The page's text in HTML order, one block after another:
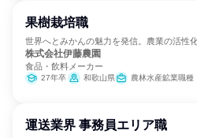
果樹栽培職
世界へとみかんの魅力を発信。農業の活性
株式会社伊藤農園
食品・飲料メーカー
27年卒 和歌山県 農林水産鉱業職種
運送業界 事務員エリア職